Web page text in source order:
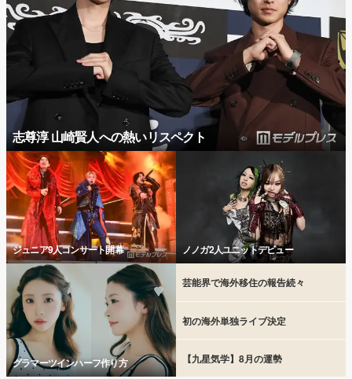
志尊淳 山崎賢人への熱いリスペクト
ジュニア9人コンサート開幕 ノノガ2人ユニットデビュー
グラマーツインハーフ作り方
芸能界で海外移住の報告続々
初の海外単独ライブ決定
【九星気学】8月の運勢